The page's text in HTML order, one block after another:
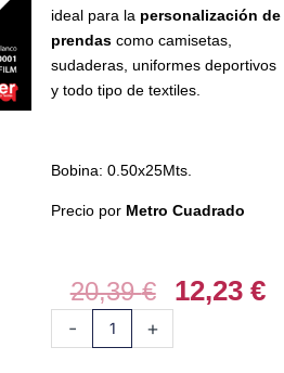
ideal para la personalización de
prendas como camisetas,
sudaderas, uniformes deportivos
y todo tipo de textiles.
Bobina: 0.50x25Mts.
Precio por Metro Cuadrado
20,39€
El
precio
12,23 €
-
textil
+